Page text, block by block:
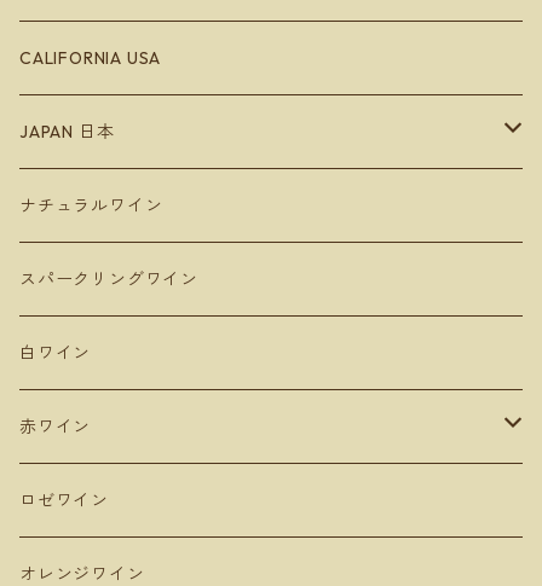
Bodegas Loli Casado
ガリシア地方
Raúl Pérez
バレンシア地方
ラ・マンチャ地方
アンダルシア地方
マドリード
シエラ・デ・グレドス
Uvas Felices COMANDO G
アラゴン
ムルシア
ラングドッグ
アルザス
ジュラ
CALIFORNIA USA
JAPAN 日本
Hokkaido 北海道
Domaine Takahiko ドメーヌタカヒコ
De Montille & Hokkaido ドモンティーユ
青森
サンマモルワイナリー
新潟
ドメーヌショオ
カーブドッチ
山形
タケダワイナリー
長野
マンズワイン 小諸ワイナリー
山梨
ナチュラルワイン
スパークリングワイン
白ワイン
赤ワイン
ピノ・ノワール
ガルナッチャ グルナッシュ
ロゼワイン
オレンジワイン